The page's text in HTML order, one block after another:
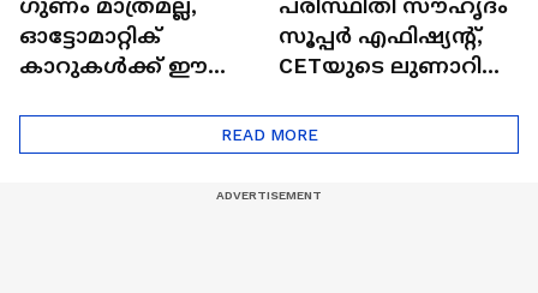
ഗുണം മാത്രമല്ല,
ഓട്ടോമാറ്റിക്
കാറുകൾക്ക് ഈ
പരിസ്ഥിതി സൗഹൃദം
സൂപ്പർ എഫിഷ്യന്റ്,
CETയുടെ ലുണാറിസ്
Eco Marathon 2025
READ MORE